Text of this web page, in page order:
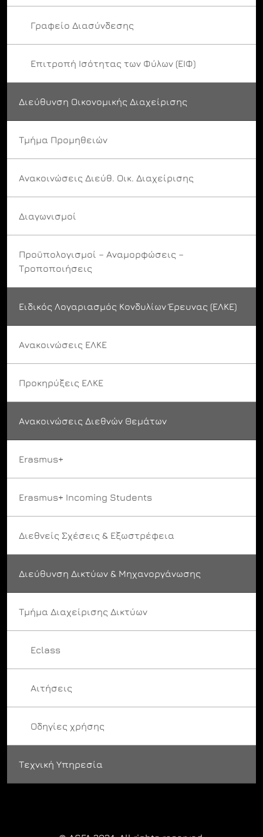
Γραφείο Διασύνδεσης
Επιτροπή Ισότητας των Φύλων (ΕΙΦ)
Διεύθυνση Οικονομικής Διαχείρισης
Τμήμα Προμηθειών
Ανακοινώσεις Διεύθ. Οικ. Διαχείρισης
Διαγωνισμοί
Προϋπολογισμοί – Αναμορφώσεις –
Τροποποιήσεις
Ειδικός Λογαριασμός Κονδυλίων Έρευνας (ΕΛΚΕ)
Ανακοινώσεις ΕΛΚΕ
Προκηρύξεις ΕΛΚΕ
Ανακοινώσεις Διεθνών Θεμάτων
Erasmus+
Erasmus+ Incoming Students
Διεθνείς Σχέσεις & Εξωστρέφεια
Διεύθυνση Δικτύων & Μηχανοργάνωσης
Τμήμα Διαχείρισης Δικτύων
Eclass
Αιτήσεις
Οδηγίες χρήσης
Τεχνική Υπηρεσία